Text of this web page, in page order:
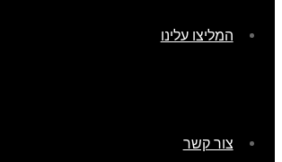
המליצו עלינו
צור קשר